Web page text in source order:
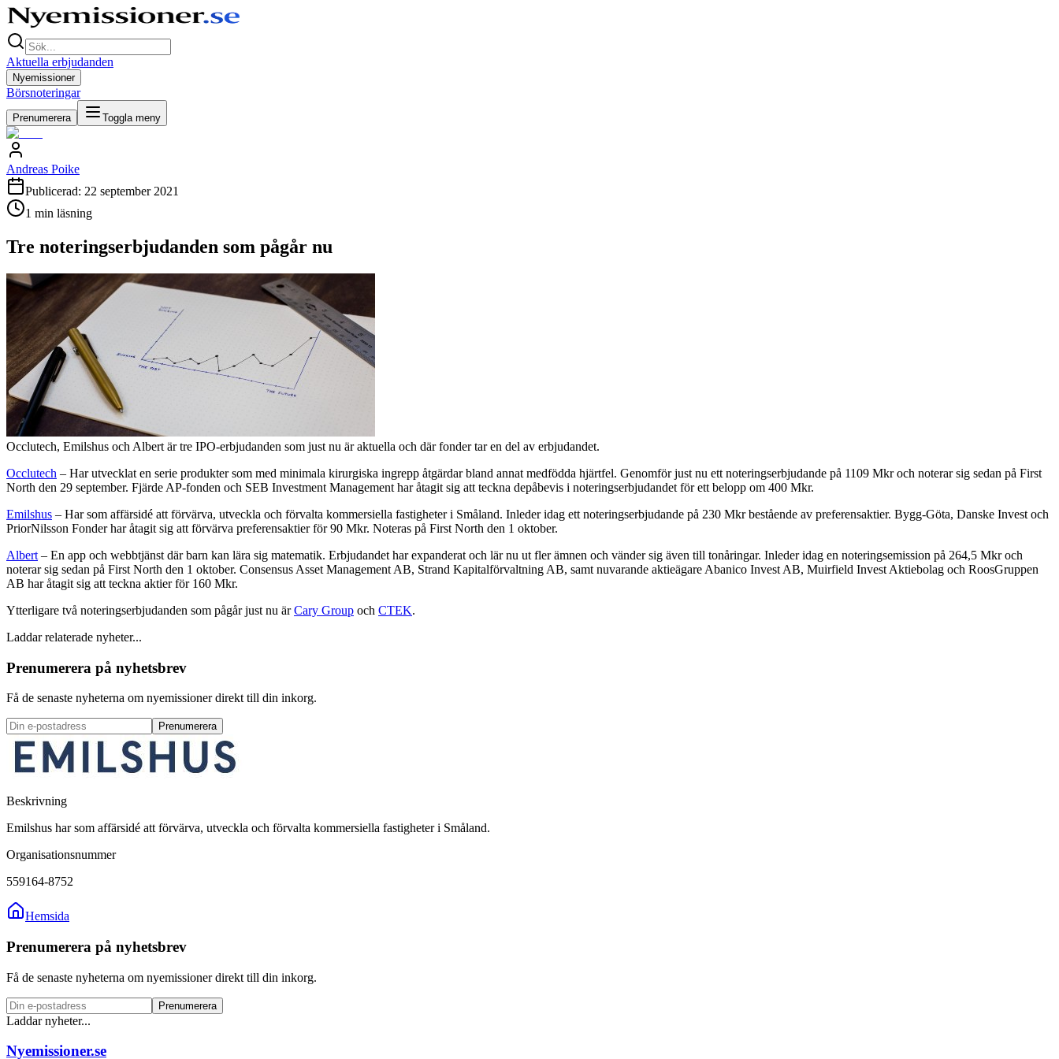
Aktuella erbjudanden
Nyemissioner
Börsnoteringar
Prenumerera Toggla meny
Andreas Poike
Publicerad: 22 september 2021
1 min läsning
Tre noteringserbjudanden som pågår nu
Occlutech, Emilshus och Albert är tre IPO-erbjudanden som just nu är aktuella och där fonder tar en del av erbjudandet.
Occlutech – Har utvecklat en serie produkter som med minimala kirurgiska ingrepp åtgärdar bland annat medfödda hjärtfel. Genomför just nu ett noteringserbjudande på 1109 Mkr och noterar sig sedan på First
North den 29 september. Fjärde AP-fonden och SEB Investment Management har åtagit sig att teckna depåbevis i noteringserbjudandet för ett belopp om 400 Mkr.
Emilshus – Har som affärsidé att förvärva, utveckla och förvalta kommersiella fastigheter i Småland. Inleder idag ett noteringserbjudande på 230 Mkr bestående av preferensaktier. Bygg-Göta, Danske Invest och
PriorNilsson Fonder har åtagit sig att förvärva preferensaktier för 90 Mkr. Noteras på First North den 1 oktober.
Albert – En app och webbtjänst där barn kan lära sig matematik. Erbjudandet har expanderat och lär nu ut fler ämnen och vänder sig även till tonåringar. Inleder idag en noteringsemission på 264,5 Mkr och
noterar sig sedan på First North den 1 oktober. Consensus Asset Management AB, Strand Kapitalförvaltning AB, samt nuvarande aktieägare Abanico Invest AB, Muirfield Invest Aktiebolag och RoosGruppen
AB har åtagit sig att teckna aktier för 160 Mkr.
Ytterligare två noteringserbjudanden som pågår just nu ärCary Group och CTEK.
Laddar relaterade nyheter...
Prenumerera på nyhetsbrev
Få de senaste nyheterna om nyemissioner direkt till din inkorg.
Prenumerera
Beskrivning
Emilshus har som affärsidé att förvärva, utveckla och förvalta kommersiella fastigheter i Småland.
Organisationsnummer
559164-8752
Hemsida
Prenumerera på nyhetsbrev
Få de senaste nyheterna om nyemissioner direkt till din inkorg.
Prenumerera
Laddar nyheter...
Nyemissioner.se